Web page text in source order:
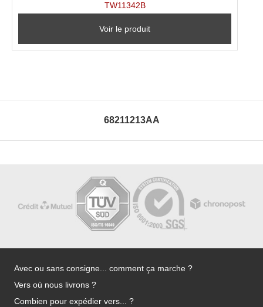
TW11342B
Voir le produit
68211213AA
Avec ou sans consigne... comment ça marche ?
Vers où nous livrons ?
Combien pour expédier vers... ?